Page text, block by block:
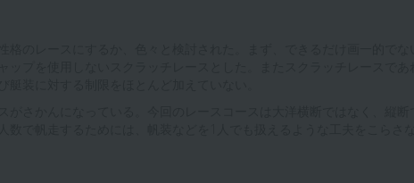
格のレースにするか、色々と検討された。まず、できるだけ画一的で
ップを使用しないスクラッチレースとした。またスクラッチレースで
艇装に対する制限をほとんど加えていない。
がさかんになっている。今回のレースコースは大洋横断ではなく、縦
数で帆走するためには、帆装などを1人でも扱えるような工夫をこら